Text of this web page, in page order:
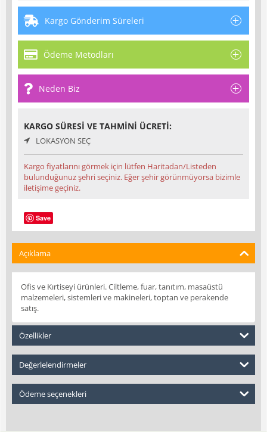
Kargo Gönderim Süreleri
Ödeme Metodları
Neden Biz
KARGO SÜRESI VE TAHMINI ÜCRETI:
LOKASYON SEÇ
Kargo fiyatlarını görmek için lütfen Haritadan/Listeden
bulunduğunuz şehri seçiniz. Eğer şehir görünmüyorsa bizimle
iletişime geçiniz.
Save
Açıklama
Ofis ve Kırtiseyi ürünleri. Ciltleme, fuar, tanıtım, masaüstü
malzemeleri, sistemleri ve makineleri, toptan ve perakende
satış.
Özellikler
Değerlelendirmeler
Ödeme seçenekleri